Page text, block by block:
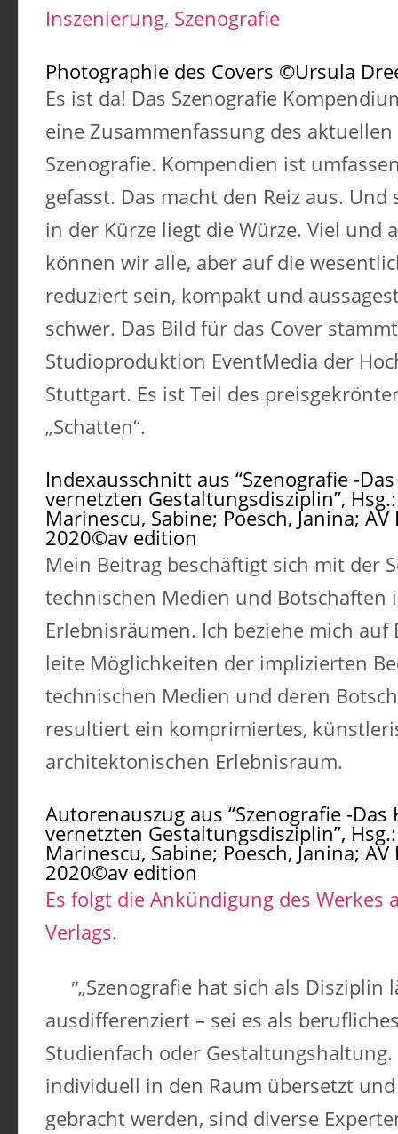
Inszenierung, Szenografie
Photographie des Covers ©Ursula
Es ist da! Das Szenografie
eine Zusammenfassung des
Szenografie. Kompendien ist
gefasst. Das macht den Reiz aus.
in der Kürze liegt die Würze. Viel und
können wir alle, aber auf die
reduziert sein, kompakt und
schwer. Das Bild für das Cover
Studioproduktion EventMedia der
Stuttgart. Es ist Teil des
„Schatten“.
Indexausschnitt aus “Szenografie -
vernetzten Gestaltungsdisziplin”,
Marinescu, Sabine; Poesch, Janina;
2020©av edition
Mein Beitrag beschäftigt sich mit der
technischen Medien und Botschaften
Erlebnisräumen. Ich beziehe mich auf
leite Möglichkeiten der implizierten
technischen Medien und deren
resultiert ein komprimiertes,
architektonischen Erlebnisraum.
Autorenauszug aus “Szenografie -
vernetzten Gestaltungsdisziplin”,
Marinescu, Sabine; Poesch, Janina;
2020©av edition
Es folgt die Ankündigung des Werkes
Verlags.
„Szenografie hat sich als
ausdifferenziert – sei es als
Studienfach oder Gestaltungshaltung.
individuell in den Raum übersetzt
gebracht werden, sind diverse